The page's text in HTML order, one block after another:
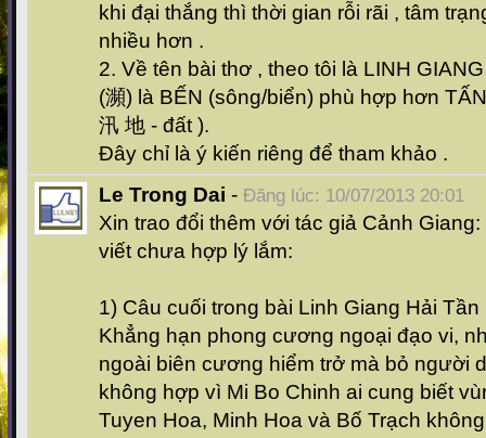
khi đại thắng thì thời gian rỗi rãi , tâm
nhiều hơn .
2. Về tên bài thơ , theo tôi là LINH
(瀕) là BẾN (sông/biển) phù hợp hơn
汛 地 - đất ).
Đây chỉ là ý kiến riêng để tham khảo .
Le Trong Dai - Đăng lúc: 10/07/2013 20:01
Xin trao đổi thêm với tác giả Cảnh
viết chưa hợp lý lắm:
1) Câu cuối trong bài Linh Giang Hải
Khẳng hạn phong cương ngoại đạo vi,
ngoài biên cương hiểm trở mà bỏ người
không hợp vì Mi Bo Chinh ai cung biết
Tuyen Hoa, Minh Hoa và Bố Trạch